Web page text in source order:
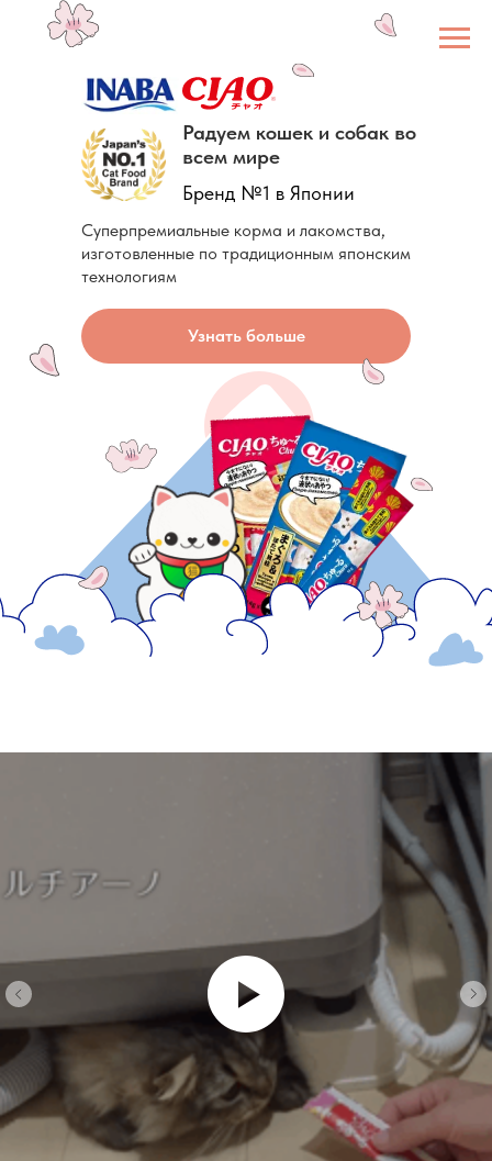
Суперпремиальные корма и лакомства,
изготовленные по традиционным японским
технологиям
Узнать больше
Радуем кошек и собак во
всем мире
Бренд №1 в Японии